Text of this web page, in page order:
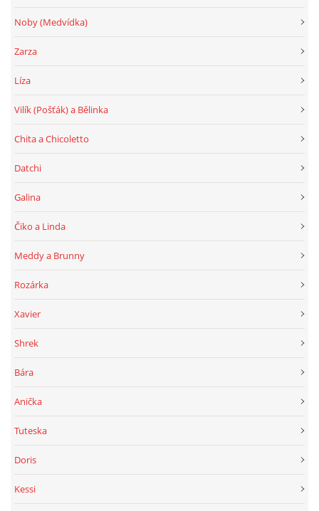
Noby (Medvídka)
Zarza
Líza
Vilík (Pošťák) a Bělinka
Chita a Chicoletto
Datchi
Galina
Čiko a Linda
Meddy a Brunny
Rozárka
Xavier
Shrek
Bára
Anička
Tuteska
Doris
Kessi